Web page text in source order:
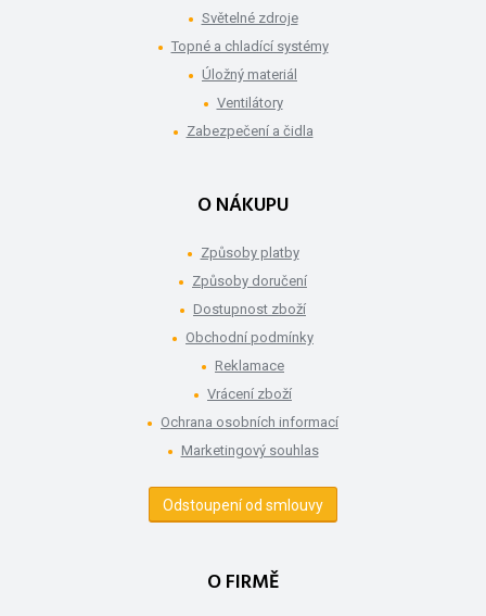
Světelné zdroje
Topné a chladící systémy
Úložný materiál
Ventilátory
Zabezpečení a čidla
O NÁKUPU
Způsoby platby
Způsoby doručení
Dostupnost zboží
Obchodní podmínky
Reklamace
Vrácení zboží
Ochrana osobních informací
Marketingový souhlas
Odstoupení od smlouvy
O FIRMĚ